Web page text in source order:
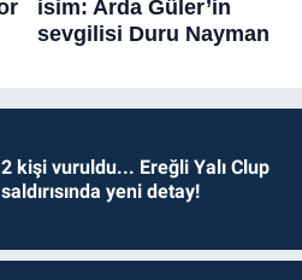
2 kişi vuruldu... Ereğli Yalı Clup
saldırısında yeni detay!